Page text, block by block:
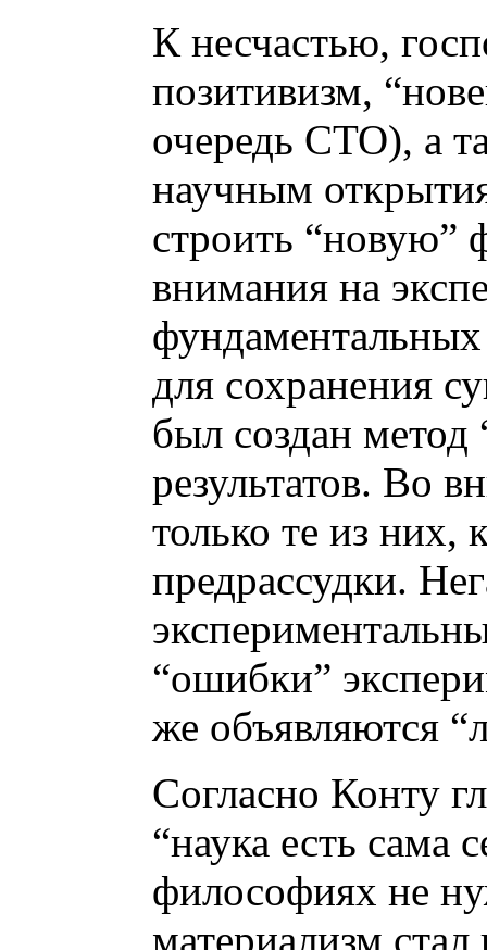
К несчастью,
позитивизм,
очередь СТО), а
научным
строить “новую”
внимания на
фундаментальных
для сохранения
был создан метод
результатов. Во
только те из них,
предрассудки.
“ошибки”
же объявляются
Согласно Конту
“наука есть сама
философиях не
материализм стал